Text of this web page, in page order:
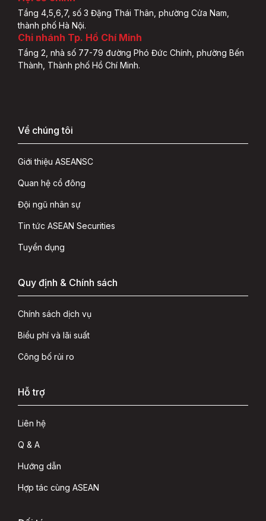
Tầng 4,5,6,7, số 3 Đặng Thái Thân, phường Cửa Nam,
thành phố Hà Nội.
Chi nhánh Tp. Hồ Chí Minh
Tầng 2, nhà số 77-79 đường Phó Đức Chính, phường Bến
Thành, Thành phố Hồ Chí Minh.
Về chúng tôi
Giới thiệu ASEANSC
Quan hệ cổ đông
Đội ngũ nhân sự
Tin tức ASEAN Securities
Tuyển dụng
Quy định & Chính sách
Chính sách dịch vụ
Biểu phí và lãi suất
Công bố rủi ro
Hỗ trợ
Liên hệ
Q & A
Hướng dẫn
Hợp tác cùng ASEAN